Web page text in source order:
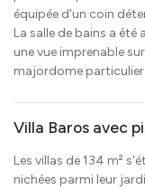
équipée d'un coin
La salle de bains a
une vue imprenable
majordome
Villa Baros avec
Les villas de 134 m²
nichées parmi leur